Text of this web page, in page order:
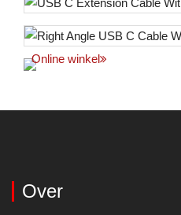
Online winkel
Over